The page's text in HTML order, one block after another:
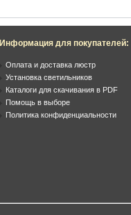
Информация для покупателей:
Оплата и доставка люстр
Установка светильников
Каталоги для скачивания в PDF
Помощь в выборе
Политика конфиденциальности